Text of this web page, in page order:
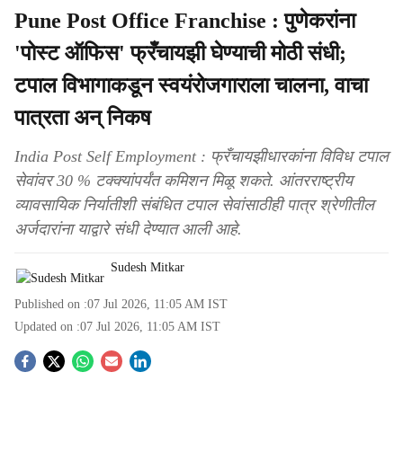
Pune Post Office Franchise : पुणेकरांना
'पोस्ट ऑफिस' फ्रँचायझी घेण्याची मोठी संधी;
टपाल विभागाकडून स्वयंरोजगाराला चालना, वाचा
पात्रता अन् निकष
India Post Self Employment : फ्रँचायझीधारकांना विविध टपाल
सेवांवर 30 % टक्क्यांपर्यंत कमिशन मिळू शकते. आंतरराष्ट्रीय
व्यावसायिक निर्यातीशी संबंधित टपाल सेवांसाठीही पात्र श्रेणीतील
अर्जदारांना याद्वारे संधी देण्यात आली आहे.
Sudesh Mitkar
Published on :07 Jul 2026, 11:05 AM IST
Updated on :07 Jul 2026, 11:05 AM IST
S